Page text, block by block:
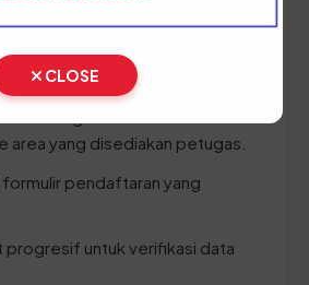
& copy
demi langkah berikut:
area yang disediakan petugas.
formulir pendaftaran yang
progresif untuk verifikasi data
CLOSE